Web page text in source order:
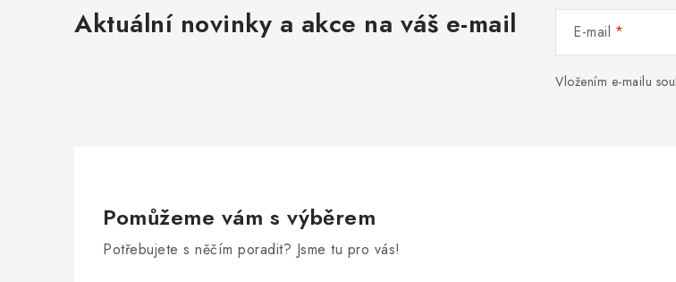
Aktuální novinky a akce na váš e-mail E-mail
Vložením e-mailu
Pomůžeme vám s výběrem
Potřebujete s něčím poradit? Jsme tu pro vás!